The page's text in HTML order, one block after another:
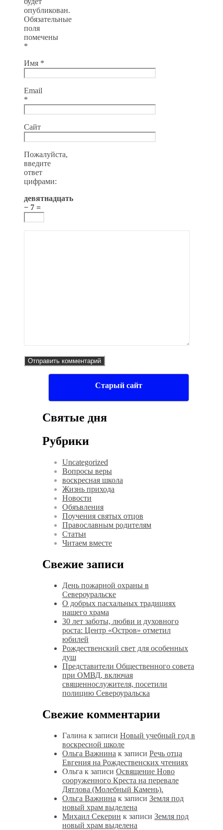
опубликован.
Обязательные
поля
помечены
*
Имя *
Email
*
Сайт
Пожалуйста,
введите
ответ
цифрами:
девятнадцать
− 7 =
Старый сайт
Святые дня
Рубрики
Uncategorized
Вопросы веры
воскресная школа
Жизнь прихода
Новости
Обяъвления
Поучения святых отцов
Православным родителям
Статьи
Читаем вместе
Свежие записи
День пожарной охраны в
Североуральске
О добрых пасхальных традициях
нашего храма
30 лет заботы, любви и духовного
роста: Центр «Остров» отметил
юбилей
Рождественский свет для особенных
душ
Представители Общественного совета
при ОМВД, включая
священнослужителя, посетили
полицию Североуральска
Свежие комментарии
Галина к записи Новый учебный год в
воскресной школе
Ольга Важнина к записи Речь отца
Евгения на Рождественских чтениях
Ольга к записи Освящение Ново
сооруженного Креста на перевале
Дятлова (Молебный Камень).
Ольга Важнина к записи Земля под
новый храм выделена
Михаил Секерин к записи Земля под
новый храм выделена